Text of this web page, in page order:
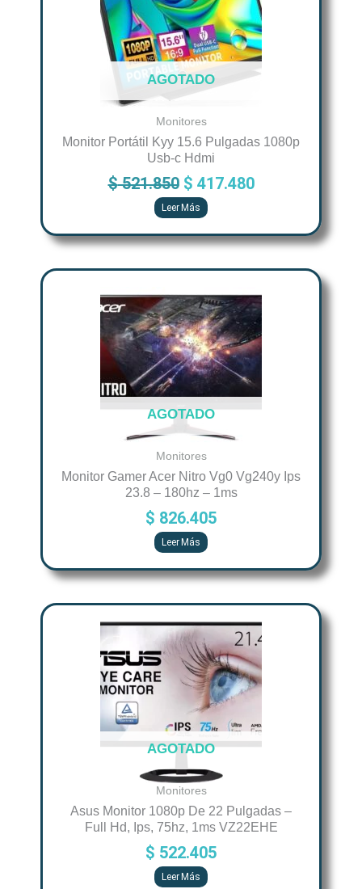
AGOTADO
Monitores
Monitor Portátil Kyy 15.6 Pulgadas 1080p
Usb-c Hdmi
$521.850 $ 417.480
Leer Más
AGOTADO
Monitores
Monitor Gamer Acer Nitro Vg0 Vg240y Ips
23.8 – 180hz – 1ms
$ 826.405
Leer Más
AGOTADO
Monitores
Asus Monitor 1080p De 22 Pulgadas –
Full Hd, Ips, 75hz, 1ms VZ22EHE
$ 522.405
Leer Más